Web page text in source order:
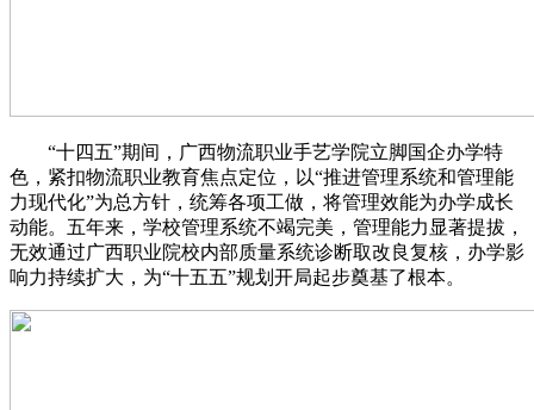
“十四五”期间，广西物流职业手艺学院立脚国企办学特
色，紧扣物流职业教育焦点定位，以“推进管理系统和管理能
力现代化”为总方针，统筹各项工做，将管理效能为办学成长
动能。五年来，学校管理系统不竭完美，管理能力显著提拔，
无效通过广西职业院校内部质量系统诊断取改良复核，办学影
响力持续扩大，为“十五五”规划开局起步奠基了根本。